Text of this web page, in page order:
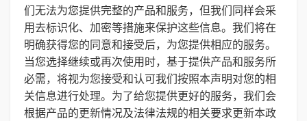
们无法为您提供完整的产品和服务，但我们同样会采
用去标识化、加密等措施来保护这些信息。我们将在
明确获得您的同意和接受后，为您提供相应的服务。
当您选择继续或再次使用时，基于提供产品和服务所
必需，将视为您接受和认可我们按照本声明对您的相
关信息进行处理。为了给您提供更好的服务，我们会
根据产品的更新情况及法律法规的相关要求更新本政